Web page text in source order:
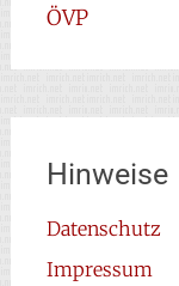
ÖVP
Hinweise
Datenschutz
Impressum